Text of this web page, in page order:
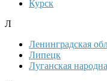
Курск
Л
Ленинградская
Липецк
Луганская